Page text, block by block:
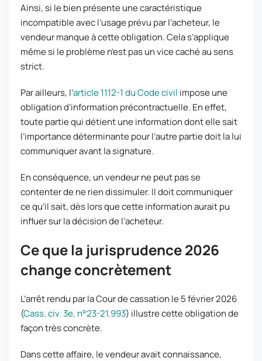
Ainsi, si le bien présente une caractéristique
incompatible avec l’usage prévu par l’acheteur, le
vendeur manque à cette obligation. Cela s’applique
même si le problème n’est pas un vice caché au sens
strict.
Par ailleurs, l’article 1112-1 du Code civil impose une
obligation d’information précontractuelle. En effet,
toute partie qui détient une information dont elle sait
l’importance déterminante pour l’autre partie doit la lui
communiquer avant la signature.
En conséquence, un vendeur ne peut pas se
contenter de ne rien dissimuler. Il doit communiquer
ce qu’il sait, dès lors que cette information aurait pu
influer sur la décision de l’acheteur.
Ce que la jurisprudence 2026
change concrètement
L’arrêt rendu par la Cour de cassation le 5 février 2026
(Cass. civ. 3e, n°23-21.993) illustre cette obligation de
façon très concrète.
Dans cette affaire, le vendeur avait connaissance,